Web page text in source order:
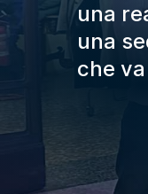
una
una
che